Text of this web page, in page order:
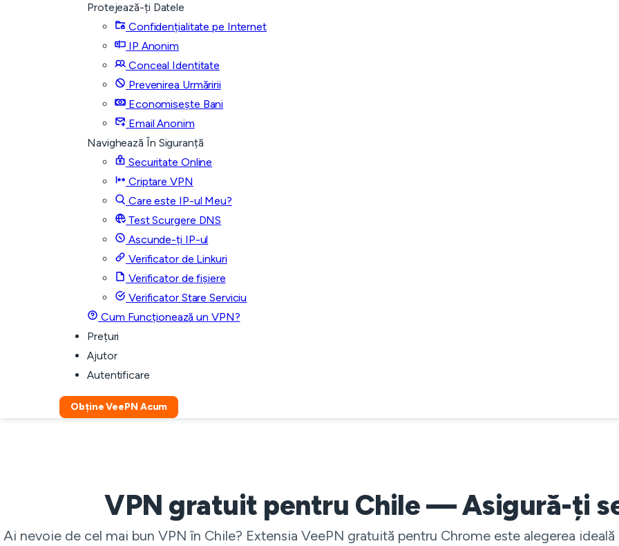
Protejează-ți Datele
Confidențialitate pe Internet
IP Anonim
Conceal Identitate
Prevenirea Urmăririi
Economisește Bani
Email Anonim
Navighează În Siguranță
Securitate Online
Criptare VPN
Care este IP-ul Meu?
Test Scurgere DNS
Ascunde-ți IP-ul
Verificator de Linkuri
Verificator de fișiere
Verificator Stare Serviciu
Cum Funcționează un VPN?
Prețuri
Ajutor
Autentificare
Obține VeePN Acum
VPN gratuit pentru Chile — Asigură-ți
Ai nevoie de cel mai bun VPN în Chile? Extensia VeePN gratuită pentru Chrome este alegerea